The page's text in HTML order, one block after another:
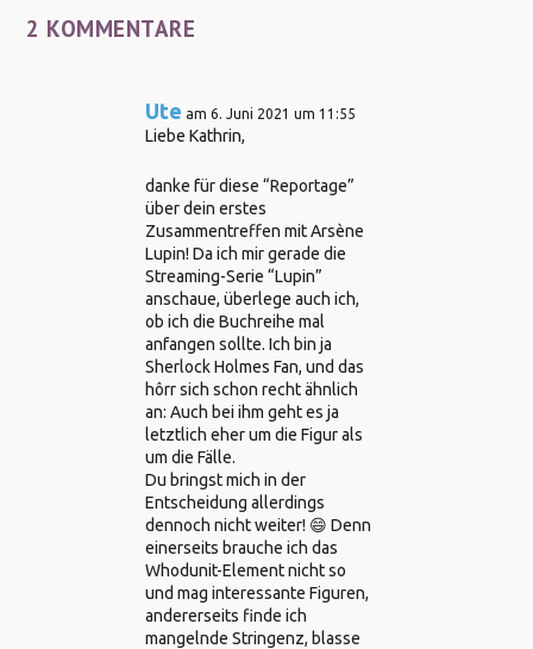
2 KOMMENTARE
Ute am 6. Juni 2021 um 11:55
Liebe Kathrin,
danke für diese “Reportage”
über dein erstes
Zusammentreffen mit Arsène
Lupin! Da ich mir gerade die
Streaming-Serie “Lupin”
anschaue, überlege auch ich,
ob ich die Buchreihe mal
anfangen sollte. Ich bin ja
Sherlock Holmes Fan, und das
hôrr sich schon recht ähnlich
an: Auch bei ihm geht es ja
letztlich eher um die Figur als
um die Fälle.
Du bringst mich in der
Entscheidung allerdings
dennoch nicht weiter! 😄 Denn
einerseits brauche ich das
Whodunit-Element nicht so
und mag interessante Figuren,
andererseits finde ich
mangelnde Stringenz, blasse